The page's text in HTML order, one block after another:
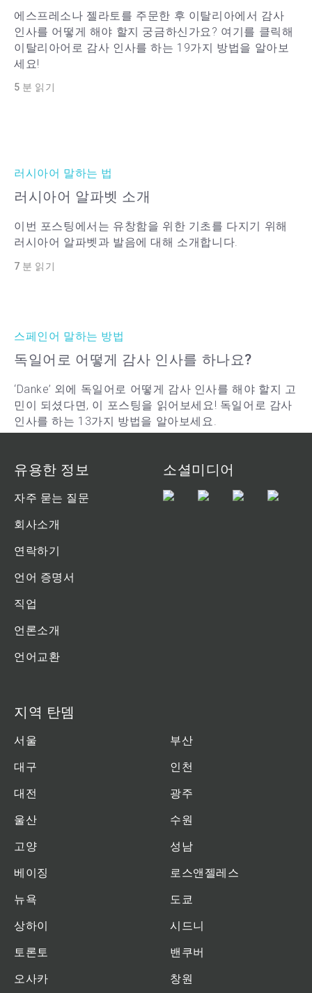
에스프레소나 젤라토를 주문한 후 이탈리아에서 감사
인사를 어떻게 해야 할지 궁금하신가요? 여기를 클릭해
이탈리아어로 감사 인사를 하는 19가지 방법을 알아보
세요!
5 분 읽기
러시아어 말하는 법
러시아어 알파벳 소개
이번 포스팅에서는 유창함을 위한 기초를 다지기 위해
러시아어 알파벳과 발음에 대해 소개합니다.
7 분 읽기
스페인어 말하는 방법
독일어로 어떻게 감사 인사를 하나요?
‘Danke’ 외에 독일어로 어떻게 감사 인사를 해야 할지 고
민이 되셨다면, 이 포스팅을 읽어보세요! 독일어로 감사
인사를 하는 13가지 방법을 알아보세요.
https://go.tandem.net/LZFP
유용한 정보
자주 묻는 질문
회사소개
연락하기
언어 증명서
직업
언론소개
언어교환
소셜미디어
지역 탄뎀
서울
부산
대구
인천
대전
광주
울산
수원
고양
성남
베이징
로스앤젤레스
뉴욕
도쿄
상하이
시드니
토론토
밴쿠버
오사카
창원